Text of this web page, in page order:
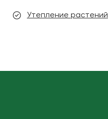
Утепление растений